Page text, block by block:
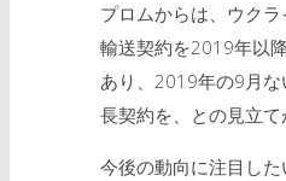
プロムからは、ウク
輸送契約を2019年以
あり、2019年の9月
長契約を、との見立て
今後の動向に注目した